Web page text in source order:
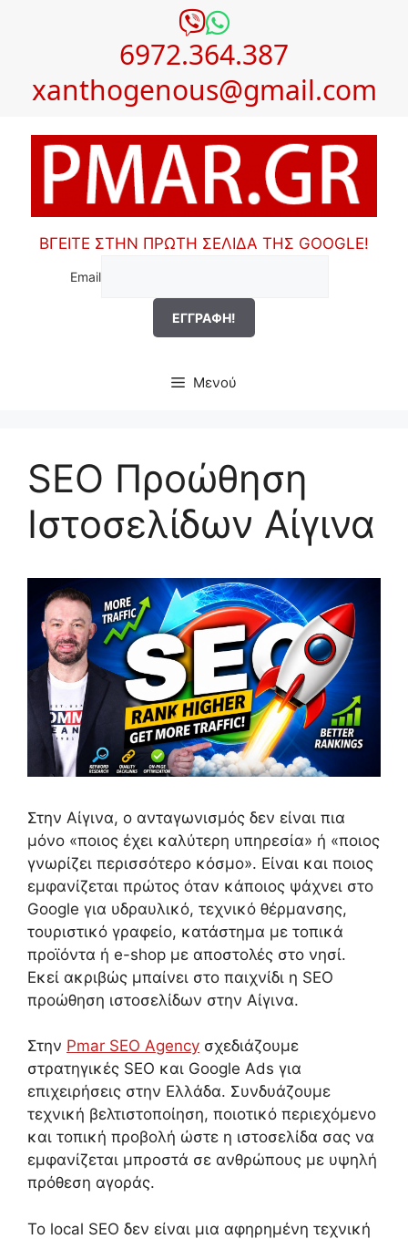
6972.364.387
xanthogenous@gmail.com
ΒΓΕΙΤΕ ΣΤΗΝ ΠΡΩΤΗ ΣΕΛΙΔΑ ΤΗΣ GOOGLE!
Email
Μενού
SEO Προώθηση
Ιστοσελίδων Αίγινα
Στην Αίγινα, ο ανταγωνισμός δεν είναι πια
μόνο «ποιος έχει καλύτερη υπηρεσία» ή «ποιος
γνωρίζει περισσότερο κόσμο». Είναι και ποιος
εμφανίζεται πρώτος όταν κάποιος ψάχνει στο
Google για υδραυλικό, τεχνικό θέρμανσης,
τουριστικό γραφείο, κατάστημα με τοπικά
προϊόντα ή e-shop με αποστολές στο νησί.
Εκεί ακριβώς μπαίνει στο παιχνίδι η SEO
προώθηση ιστοσελίδων στην Αίγινα.
Στην Pmar SEO Agency σχεδιάζουμε
στρατηγικές SEO και Google Ads για
επιχειρήσεις στην Ελλάδα. Συνδυάζουμε
τεχνική βελτιστοποίηση, ποιοτικό περιεχόμενο
και τοπική προβολή ώστε η ιστοσελίδα σας να
εμφανίζεται μπροστά σε ανθρώπους με υψηλή
πρόθεση αγοράς.
Το local SEO δεν είναι μια αφηρημένη τεχνική